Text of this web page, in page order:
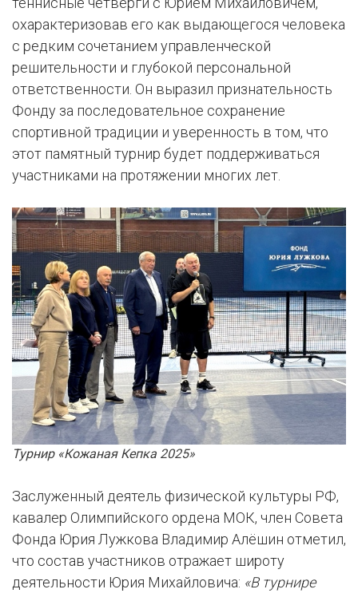
охарактеризовав его как выдающегося человека
с редким сочетанием управленческой
решительности и глубокой персональной
ответственности. Он выразил признательность
Фонду за последовательное сохранение
спортивной традиции и уверенность в том, что
этот памятный турнир будет поддерживаться
участниками на протяжении многих лет.
Турнир «Кожаная Кепка 2025»
Заслуженный деятель физической культуры РФ,
кавалер Олимпийского ордена МОК, член Совета
Фонда Юрия Лужкова Владимир Алёшин отметил,
что состав участников отражает широту
деятельности Юрия Михайловича: «В турнире